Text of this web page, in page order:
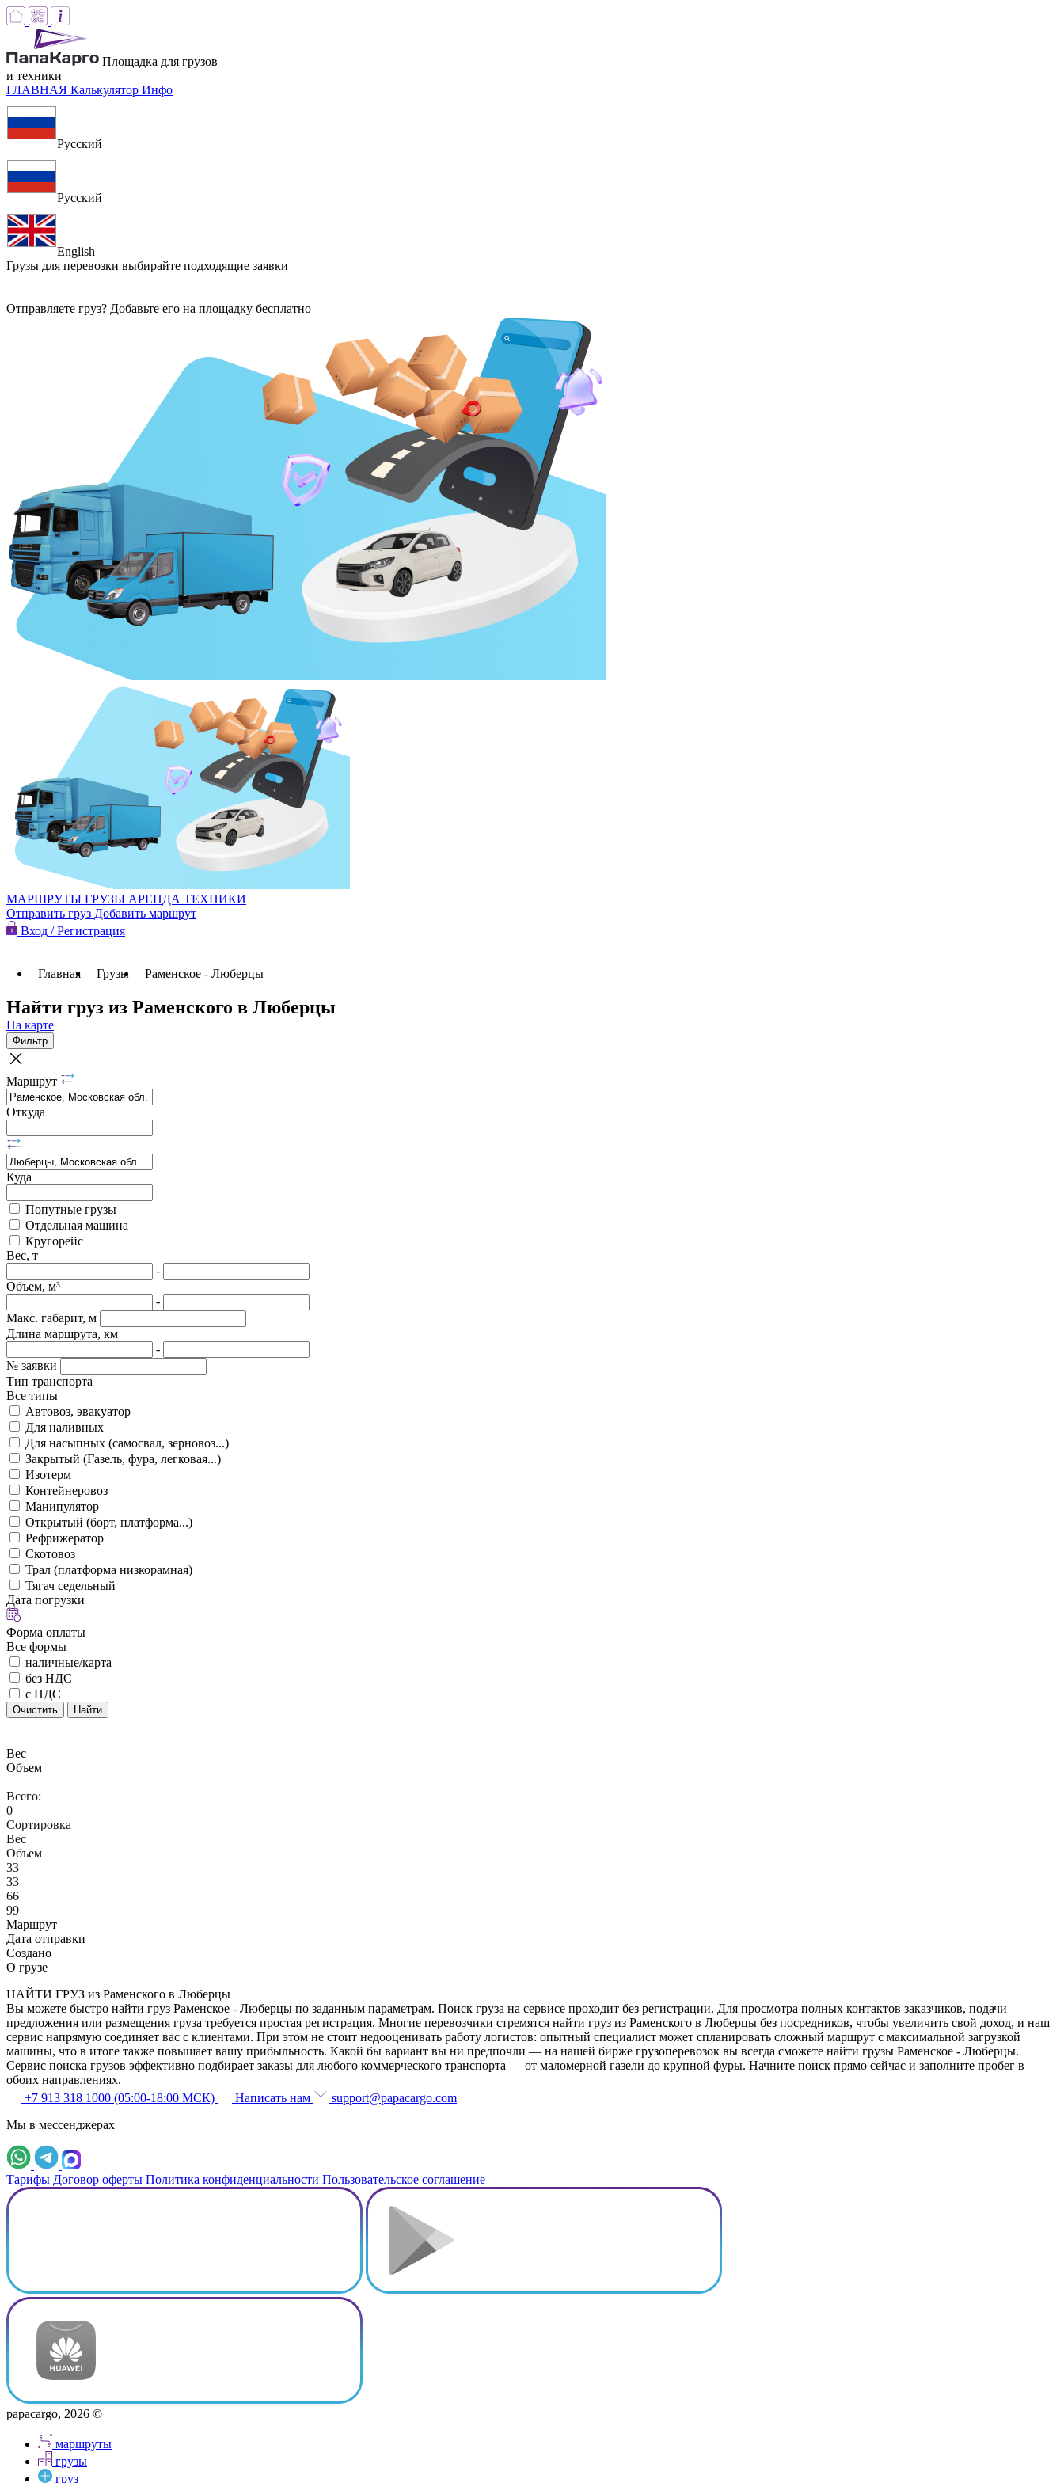
Площадка для грузов
и техники
ГЛАВНАЯ Калькулятор Инфо
Русский
Русский
English
Грузы для перевозки выбирайте подходящие заявки
Отправляете груз? Добавьте его на площадку бесплатно
МАРШРУТЫ ГРУЗЫ АРЕНДА ТЕХНИКИ
Отправить груз Добавить маршрут
Вход / Регистрация
Главная Грузы Раменское - Люберцы
Найти груз из Раменского в Люберцы
На карте
Фильтр
Маршрут
Откуда
Куда
Попутные грузы
Отдельная машина
Кругорейс
Вес, т
-
Объем, м³
-
Макс. габарит, м
Длина маршрута, км
-
№ заявки
Тип транспорта
Все типы
Автовоз, эвакуатор
Для наливных
Для насыпных (самосвал, зерновоз...)
Закрытый (Газель, фура, легковая...)
Изотерм
Контейнеровоз
Манипулятор
Открытый (борт, платформа...)
Рефрижератор
Скотовоз
Трал (платформа низкорамная)
Тягач седельный
Дата погрузки
Форма оплаты
Все формы
наличные/карта
без НДС
с НДС
Очистить Найти
Вес
Объем
Всего:
0
Сортировка
Вес
Объем
33
33
66
99
Маршрут
Дата отправки
Создано
О грузе
НАЙТИ ГРУЗ из Раменского в Люберцы
Вы можете быстро найти груз Раменское - Люберцы по заданным параметрам. Поиск груза на сервисе проходит без регистрации. Для просмотра полных контактов заказчиков, подачи
предложения или размещения груза требуется простая регистрация. Многие перевозчики стремятся найти груз из Раменского в Люберцы без посредников, чтобы увеличить свой доход, и наш
сервис напрямую соединяет вас с клиентами. При этом не стоит недооценивать работу логистов: опытный специалист может спланировать сложный маршрут с максимальной загрузкой
машины, что в итоге также повышает вашу прибыльность. Какой бы вариант вы ни предпочли — на нашей бирже грузоперевозок вы всегда сможете найти грузы Раменское - Люберцы.
Сервис поиска грузов эффективно подбирает заказы для любого коммерческого транспорта — от маломерной газели до крупной фуры. Начните поиск прямо сейчас и заполните пробег в
обоих направлениях.
+7 913 318 1000 (05:00-18:00 МСК)
Написать нам
support@papacargo.com
Мы в мессенджерах
Тарифы Договор оферты Политика конфиденциальности Пользовательское соглашение
papacargo, 2026 ©
маршруты
грузы
груз